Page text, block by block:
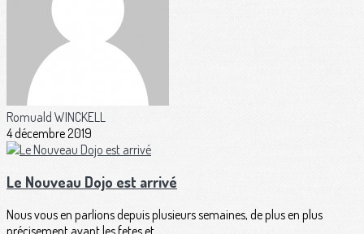
Romuald WINCKELL
4 décembre 2019
Le Nouveau Dojo est arrivé
Nous vous en parlions depuis plusieurs semaines, de plus en plus
précisement avant les fetes et...